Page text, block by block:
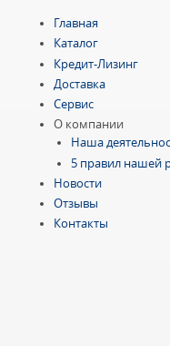
Главная
Каталог
Кредит-Лизинг
Доставка
Сервис
О компании
Наша
5 правил нашей
Новости
Отзывы
Контакты